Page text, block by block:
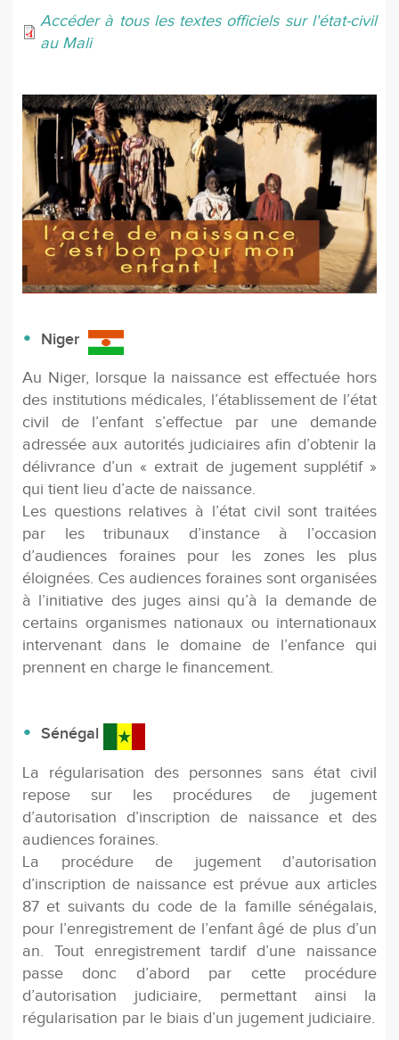
Accéder à tous les textes officiels sur l'état-civil
au Mali
Niger
Au Niger, lorsque la naissance est effectuée hors
des institutions médicales, l’établissement de l’état
civil de l’enfant s’effectue par une demande
adressée aux autorités judiciaires afin d’obtenir la
délivrance d’un « extrait de jugement supplétif »
qui tient lieu d’acte de naissance.
Les questions relatives à l’état civil sont traitées
par les tribunaux d’instance à l’occasion
d’audiences foraines pour les zones les plus
éloignées. Ces audiences foraines sont organisées
à l’initiative des juges ainsi qu’à la demande de
certains organismes nationaux ou internationaux
intervenant dans le domaine de l’enfance qui
prennent en charge le financement.
Sénégal
La régularisation des personnes sans état civil
repose sur les procédures de jugement
d’autorisation d’inscription de naissance et des
audiences foraines.
La procédure de jugement d’autorisation
d’inscription de naissance est prévue aux articles
87 et suivants du code de la famille sénégalais,
pour l’enregistrement de l’enfant âgé de plus d’un
an. Tout enregistrement tardif d’une naissance
passe donc d’abord par cette procédure
d’autorisation judiciaire, permettant ainsi la
régularisation par le biais d’un jugement judiciaire.